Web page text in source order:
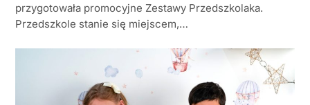
przygotowała promocyjne Zestawy Przedszkolaka.
Przedszkole stanie się miejscem,…